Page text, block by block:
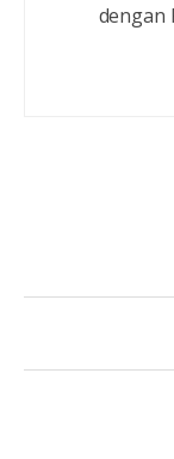
dengan